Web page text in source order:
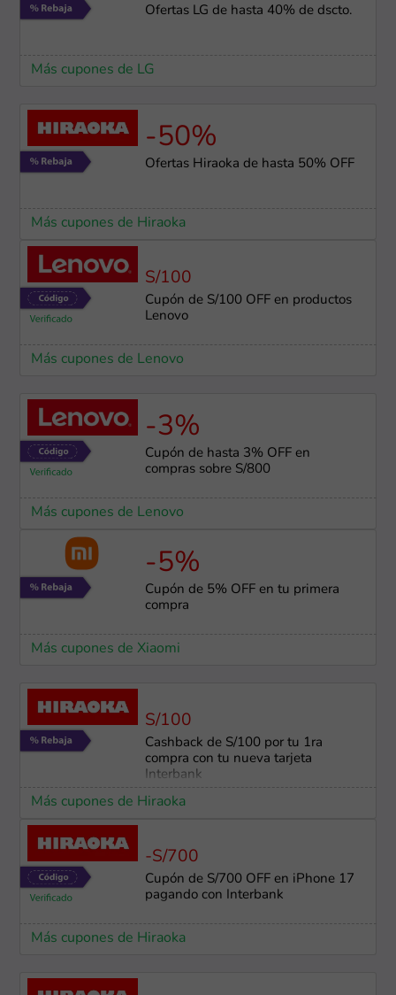
Ofertas LG de hasta 40% de dscto.
Más cupones de LG
-50%
Ofertas Hiraoka de hasta 50% OFF
Más cupones de Hiraoka
S/100
Cupón de S/100 OFF en productos
Lenovo
Más cupones de Lenovo
-3%
Cupón de hasta 3% OFF en
compras sobre S/800
Más cupones de Lenovo
-5%
Cupón de 5% OFF en tu primera
compra
Más cupones de Xiaomi
S/100
Cashback de S/100 por tu 1ra
compra con tu nueva tarjeta
Interbank
Más cupones de Hiraoka
-S/700
Cupón de S/700 OFF en iPhone 17
pagando con Interbank
Más cupones de Hiraoka